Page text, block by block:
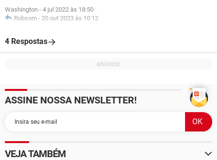
Washington - 4 jul 2022 às 18:50
Robsom - 20 out 2023 às 10:12
4 Respostas
ASSINE NOSSA NEWSLETTER!
VEJA TAMBÉM